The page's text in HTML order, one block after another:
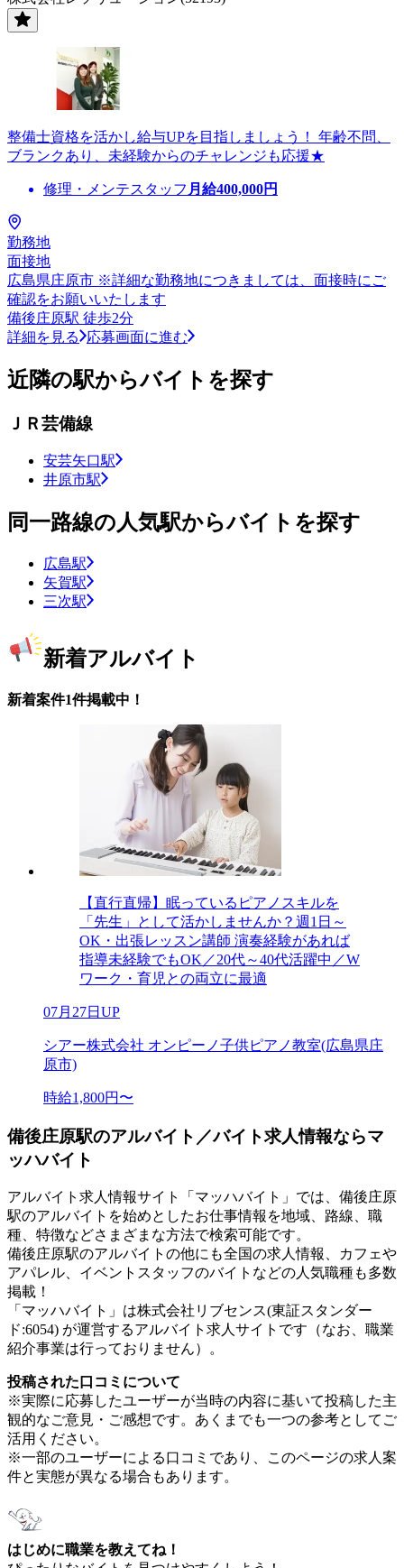
整備士資格を活かし給与UPを目指しましょう！ 年齢不問、
ブランクあり、未経験からのチャレンジも応援★
修理・メンテスタッフ 月給400,000円
勤務地
面接地
広島県庄原市 ※詳細な勤務地につきましては、面接時にご
確認をお願いいたします
備後庄原駅 徒歩2分
詳細を見る
応募画面に進む
近隣の駅からバイトを探す
ＪＲ芸備線
安芸矢口駅
井原市駅
同一路線の人気駅からバイトを探す
広島駅
矢賀駅
三次駅
新着アルバイト
新着案件1件掲載中！
【直行直帰】眠っているピアノスキルを
「先生」として活かしませんか？週1日～
OK・出張レッスン講師 演奏経験があれば
指導未経験でもOK／20代～40代活躍中／W
ワーク・育児との両立に最適
07月27日UP
シアー株式会社 オンピーノ子供ピアノ教室(広島県庄
原市)
時給1,800円〜
備後庄原駅のアルバイト／バイト求人情報ならマ
ッハバイト
アルバイト求人情報サイト「マッハバイト」では、備後庄原
駅のアルバイトを始めとしたお仕事情報を地域、路線、職
種、特徴などさまざまな方法で検索可能です。
備後庄原駅のアルバイトの他にも全国の求人情報、カフェや
アパレル、イベントスタッフのバイトなどの人気職種も多数
掲載！
「マッハバイト」は株式会社リブセンス(東証スタンダー
ド:6054) が運営するアルバイト求人サイトです（なお、職業
紹介事業は行っておりません）。
投稿された口コミについて
※実際に応募したユーザーが当時の内容に基いて投稿した主
観的なご意見・ご感想です。あくまでも一つの参考としてご
活用ください。
※一部のユーザーによる口コミであり、このページの求人案
件と実態が異なる場合もあります。
はじめに職業を教えてね！